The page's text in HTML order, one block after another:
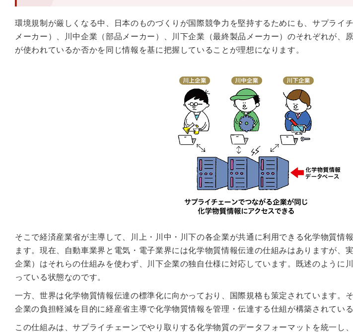
環境規制が厳しくなる中、日本のものづくりが国際競争力を堅持するためにも、サプライ
メーカー）、川中企業（部品メーカー）、川下企業（最終製品メーカー）のそれぞれが、
が使われているか否かを同じ情報を基に把握していることが理想になります。
そこで経済産業省が主導して、川上・川中・川下の各企業が共通に利用できる化学物質情
ます。現在、自動車業界と電気・電子業界には化学物質情報伝達の仕組みはありますが、
企業）はそれらの仕組みを使わず、川下企業の独自仕様に対応しています。既述のように
っている状態なのです。
一方、世界は化学物質情報伝達の標準化に向かっており、国際規格も策定されています。
企業の負担軽減を目的に経産省主導で化学物質情報を管理・伝達する仕組が構築されている
この仕組みは、サプライチェーンでやり取りする化学物質のデータフォーマットを統一し